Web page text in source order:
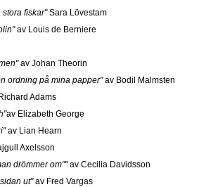
stora fiskar"Sara Lövestam
av Louis de Berniere
av Johan Theorin
ordning på mina papper"av Bodil Malmsten
Adams
av Elizabeth George
av Lian Hearn
Axelsson
drömmer om""av Cecilia Davidsson
ut"av Fred Vargas